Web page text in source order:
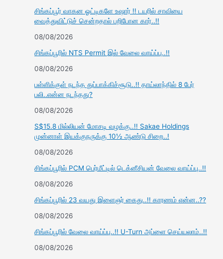
சிங்கப்பூர் வாகன ஓட்டிகளே உஷார் !! டயரில் சாவியை
வைத்துவிட்டுச் சென்றதால் பறிபோன கார்..!!
08/08/2026
சிங்கப்பூரில் NTS Permit இல் வேலை வாய்ப்பு..!!
08/08/2026
பள்ளிக்குள் நடந்த துப்பாக்கிச்சூடு..!! தாய்லாந்தில் 8 பேர்
பலி..என்ன நடந்தது?
08/08/2026
S$15.8 மில்லியன் மோசடி வழக்கு..!! Sakae Holdings
முன்னாள் இயக்குநருக்கு 10½ ஆண்டு சிறை..!
08/08/2026
சிங்கப்பூரில் PCM பெர்மீட்டில் டெக்னீசியன் வேலை வாய்ப்பு..!!
08/08/2026
சிங்கப்பூரில் 23 வயது இளைஞர் கைது..!! காரணம் என்ன..??
08/08/2026
சிங்கப்பூரில் வேலை வாய்ப்பு..!! U-Turn அப்ளை செய்யலாம்..!!
08/08/2026